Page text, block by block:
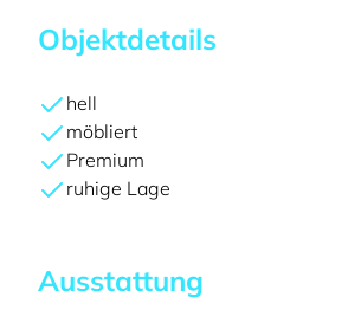
Objektdetails
hell
möbliert
Premium
ruhige Lage
Ausstattung